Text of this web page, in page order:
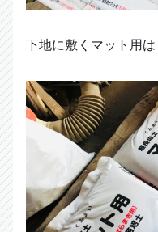
下地に敷くマット用は